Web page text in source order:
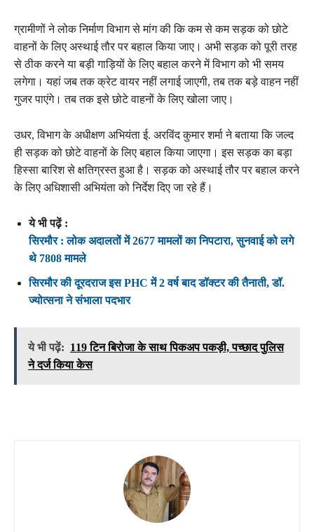
ग्रामीणों ने लोक निर्माण विभाग से मांग की कि कम से कम सड़क को छोटे
वाहनों के लिए अस्थाई तौर पर बहाल किया जाए। अभी सड़क को पूरी तरह
से ठीक करने या बड़ी गाड़ियों के लिए बहाल करने में विभाग को भी समय
लगेगा। यहां जब तक क्रेट वायर नहीं लगाई जाएगी, तब तक बड़े वाहन नहीं
गुजर पाएंगे। तब तक इसे छोटे वाहनों के लिए खोला जाए।
उधर, विभाग के अधीक्षण अभियंता ई. अरविंद कुमार शर्मा ने बताया कि जल्द
ही सड़क को छोटे वाहनों के लिए बहाल किया जाएगा। इस सड़क का बड़ा
हिस्सा बारिश से क्षतिग्रस्त हुआ है। सड़क को अस्थाई तौर पर बहाल करने
के लिए अधिशासी अभियंता को निर्देश दिए जा रहे हैं।
ये भी पढ़ें :
सिरमौर : लोक अदालतों में 2677 मामलों का निपटारा, सुनवाई को लगे
थे 7808 मामले
सिरमौर की दूरदराज इस PHC में 2 वर्ष बाद डॉक्टर की तैनाती, डॉ.
ज्योत्सना ने संभाला पदभार
ये भी पढ़ें: 119 टिन बिरोजा के साथ पिकअप पकड़ी, पच्छाद पुलिस
ने दर्ज किया केस